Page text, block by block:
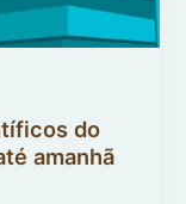
do
amanhã